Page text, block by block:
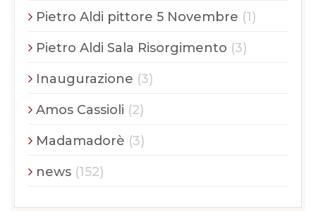
Pietro Aldi pittore 5 Novembre (1)
Pietro Aldi Sala Risorgimento (3)
Inaugurazione (3)
Amos Cassioli (2)
Madamadorè (3)
news (152)